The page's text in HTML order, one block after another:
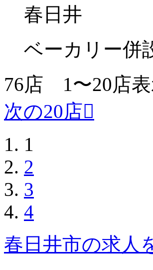
春日井
ベーカリー併
76店 1〜20店
次の20店
1
2
3
4
春日井市の求人